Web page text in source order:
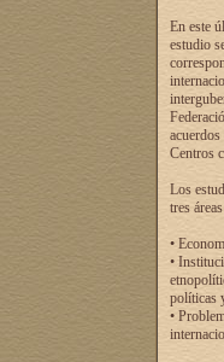
En este
estudio
Centros
Los
tres
•
•
políticas
•